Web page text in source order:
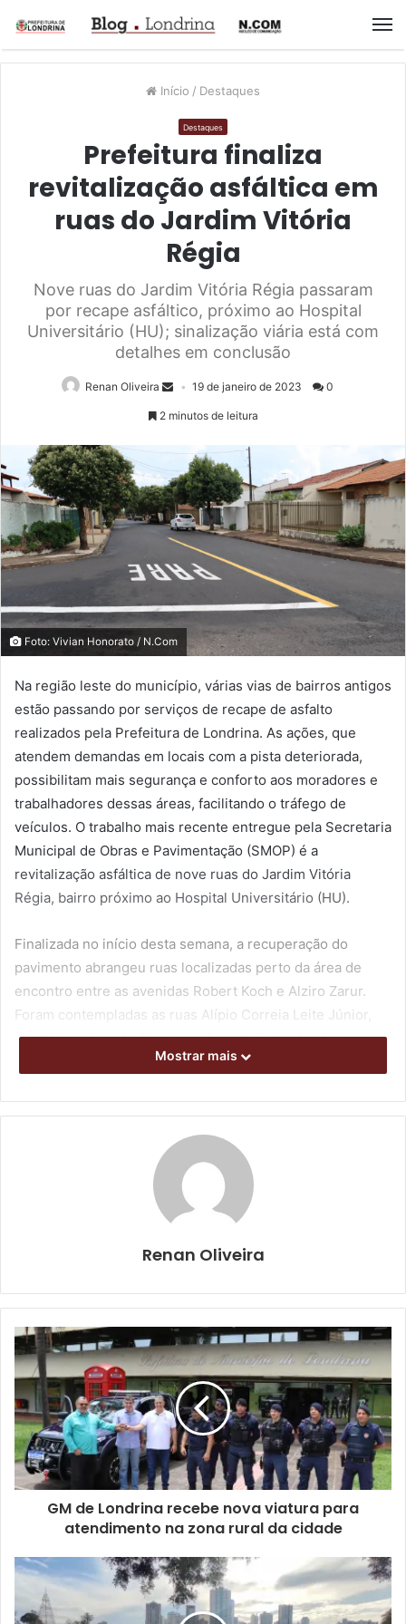
Início / Destaques
Destaques
Prefeitura finaliza
revitalização asfáltica em
ruas do Jardim Vitória
Régia
Nove ruas do Jardim Vitória Régia passaram
por recape asfáltico, próximo ao Hospital
Universitário (HU); sinalização viária está com
detalhes em conclusão
Renan Oliveira 19 de janeiro de 2023 0
2 minutos de leitura
Foto: Vivian Honorato / N.Com
Na região leste do município, várias vias de bairros antigos
estão passando por serviços de recape de asfalto
realizados pela Prefeitura de Londrina. As ações, que
atendem demandas em locais com a pista deteriorada,
possibilitam mais segurança e conforto aos moradores e
trabalhadores dessas áreas, facilitando o tráfego de
veículos. O trabalho mais recente entregue pela Secretaria
Municipal de Obras e Pavimentação (SMOP) é a
revitalização asfáltica de nove ruas do Jardim Vitória
Régia, bairro próximo ao Hospital Universitário (HU).
Finalizada no início desta semana, a recuperação do
pavimento abrangeu ruas localizadas perto da área de
encontro entre as avenidas Robert Koch e Alziro Zarur.
Foram contempladas as ruas Alípio Correia Leite Júnior,
José Maria Aranda, Flamingo, Rua do Tuím, das Siriemas,
do Colibri, das Araras, Inhambu e Graúna.
Com o recape já concluído, restam agora apenas os
últimos detalhes de intervenções de sinalização viária que
a Companhia Municipal de Trânsito e Urbanização (CMTU)
está realizando no decorrer dos últimos dias. Isto inclui a
pintura da pista e sinalização de cruzamentos, entre
outros elementos. A previsão de encerramento da
complementação, caso as condições climáticas permitam,
ao trânsito interno do bairro.
Foto: Vivian Honorato / N.Com
Mostrar mais
Renan Oliveira
GM de Londrina recebe nova viatura para
atendimento na zona rural da cidade